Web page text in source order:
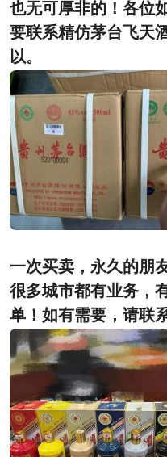
也无可厚非的！各位
要联系精仿茅台飞天
以。
一次买卖，永久的朋
很多城市都有业务，
单！如有需要，请联